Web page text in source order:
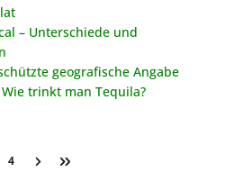
– Unterschiede und
geografische Angabe
trinkt man Tequila?
4